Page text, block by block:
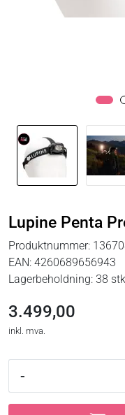
Lupine Penta
Produktnummer:
EAN: 4260689656943
Lagerbeholdning: 38
3.499,00
inkl. mva.
-